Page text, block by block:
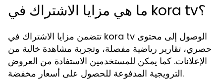
ما هي مزايا الاشتراك في kora tv؟
تتضمن مزايا الاشتراك في kora tv الوصول إلى محتوى
حصري، تقارير رياضية مفصلة، وتجربة مشاهدة خالية من
الإعلانات. كما يمكن للمستخدمين الاستفادة من العروض
الترويجية المدفوعة للحصول على أسعار مخفضة.